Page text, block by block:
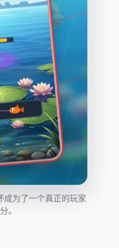
成为了一个真正的玩家
。